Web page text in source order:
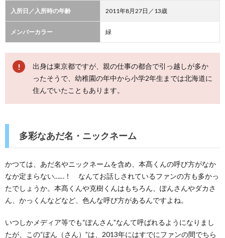
入所日／入所時の年齢 2011年8月27日／13歳
メンバーカラー 緑
出身は東京都ですが、親の仕事の都合で引っ越しが多か
ったそうで、幼稚園の年中から小学2年生までは北海道に
住んでいたこともあります。
多彩なあだ名・ニックネーム
かつては、あだ名やニックネームを含め、本髙くんの呼び方がなか
なか定まらない……！ なんてお話しされているファンの方も多かっ
たでしょうか。本髙くんや克樹くんはもちろん、ぽんさんやダカさ
ん、かっくんなどなど、色んな呼び方があるんですよね。
いつしかメディア等でも“ぽんさん”なんて呼ばれるようになりまし
たが、この“ぽん（さん）”は、2013年にはすでにファンの間でちら